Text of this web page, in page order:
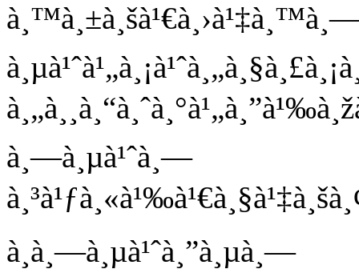
à¸—à¸µà¹ˆà¸—
à¸à¸—à¸µà¹ˆà¸”à¸µà¸—